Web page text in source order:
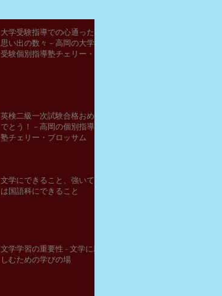
大学受験指導での心通った
思い出の数々－高岡の大学
受験個別指導塾チェリー・
英検二級一次試験合格おめ
でとう！－高岡の個別指導
塾チェリー・ブロッサム
文学にできること、強いて
は国語科にできること
文学学習の重要性 - 文学に親
しむための学びの場